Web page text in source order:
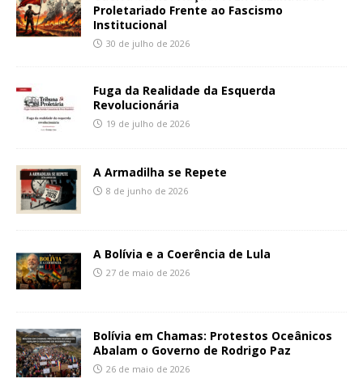
Proletariado Frente ao Fascismo
Institucional
30 de julho de 2026
Fuga da Realidade da Esquerda
Revolucionária
19 de julho de 2026
A Armadilha se Repete
8 de junho de 2026
A Bolívia e a Coerência de Lula
27 de maio de 2026
Bolívia em Chamas: Protestos Oceânicos
Abalam o Governo de Rodrigo Paz
26 de maio de 2026